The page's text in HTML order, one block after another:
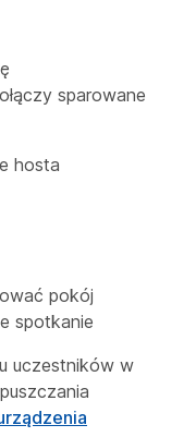
sparowane
hosta
pokój
spotkanie
uczestników w